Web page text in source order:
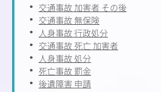
交通事故 加害者 その後
交通事故 無保険
人身事故 行政処分
交通事故 死亡 加害者
人身事故 処分
死亡事故 罰金
後遺障害 申請